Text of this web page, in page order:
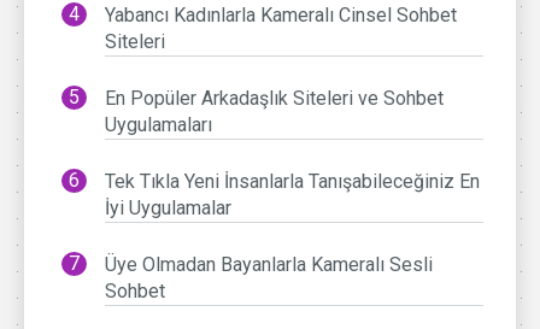
Yabancı Kadınlarla Kameralı Cinsel Sohbet
Siteleri
En Popüler Arkadaşlık Siteleri ve Sohbet
Uygulamaları
Tek Tıkla Yeni İnsanlarla Tanışabileceğiniz En
İyi Uygulamalar
Üye Olmadan Bayanlarla Kameralı Sesli
Sohbet